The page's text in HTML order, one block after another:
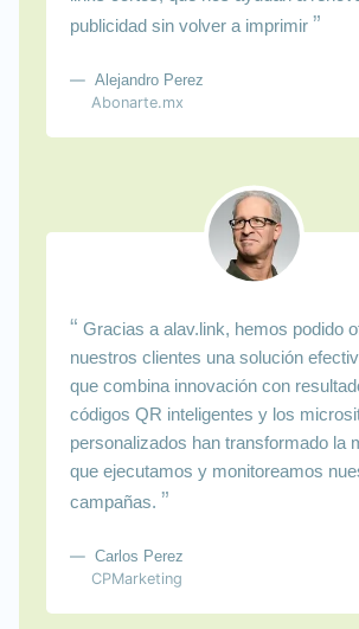
publicidad sin volver a imprimir ”
Alejandro Perez
Abonarte.mx
“ Gracias a alav.link, hemos podido
nuestros clientes una solución
que combina innovación con
códigos QR inteligentes y los
personalizados han transformado la
que ejecutamos y monitoreamos
campañas. ”
Carlos Perez
CPMarketing